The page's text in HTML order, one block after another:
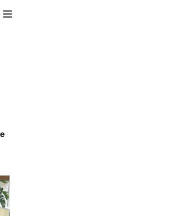
profil